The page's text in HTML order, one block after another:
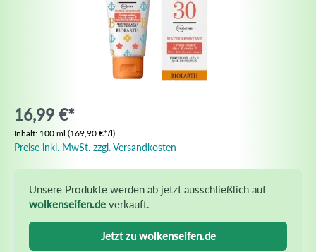
16,99 €*
Inhalt: 100 ml (169,90 €*/l)
Preise inkl. MwSt. zzgl. Versandkosten
Unsere Produkte werden ab jetzt ausschließlich auf
wolkenseifen.de verkauft.
Jetzt zu wolkenseifen.de